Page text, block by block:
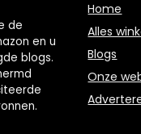
de
en u
blogs.
Home
Alles
Blogs
Onze